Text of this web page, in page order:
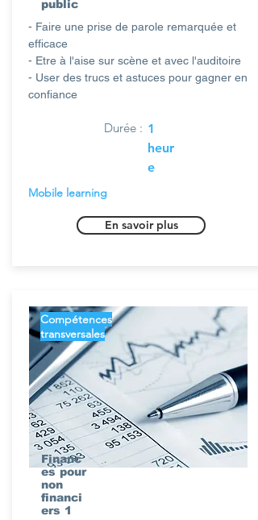
public
- Faire une prise de parole remarquée et
efficace
- Etre à l'aise sur scène et avec l'auditoire
- User des trucs et astuces pour gagner en
confiance
Durée : 1
heur
e
Mobile learning
En savoir plus
Financ
es pour
non
financi
ers 1
Compétences
transversales